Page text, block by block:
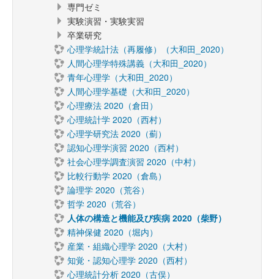
専門ゼミ
実験演習・実験実習
卒業研究
心理学統計法（再履修）（大和田_2020）
人間心理学特殊講義（大和田_2020）
青年心理学（大和田_2020）
人間心理学基礎（大和田_2020）
心理療法 2020（倉田）
心理統計学 2020（西村）
心理学研究法 2020（薊）
認知心理学演習 2020（西村）
社会心理学調査演習 2020（中村）
比較行動学 2020（倉島）
論理学 2020（荒谷）
哲学 2020（荒谷）
人体の構造と機能及び疾病 2020（柴野）
精神保健 2020（堀内）
産業・組織心理学 2020（大村）
知覚・認知心理学 2020（西村）
心理統計分析 2020（古俣）